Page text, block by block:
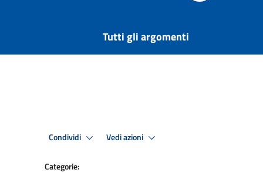
Tutti gli argomenti
Condividi Vedi azioni
Categorie: